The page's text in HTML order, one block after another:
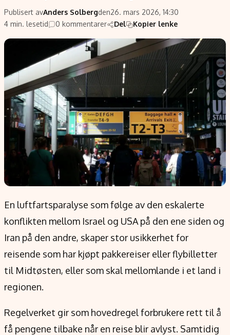
Verden
Aksjer
Forskning
Google
Kunstig intelligens
Infrastruktur
EU-Kommisjonen
Retningslinjer
Personvernerklæring
Annonsepolicy
Brukervilkår
Cookiepolicy
Retningslinjer for rettelser
Redaksjonell policy
Informasjon
Om oss
Kontakt oss
Forfattere og redaksjon
Etiske retningslinjer
Verdensnyheter
Publisert avAnders Solbergden26. mars 2026, 14:30
4 min. lesetid
0 kommentarer Del Kopier lenke
En luftfartsparalyse som følge av den eskalerte
konflikten mellom Israel og USA på den ene siden og
Iran på den andre, skaper stor usikkerhet for
reisende som har kjøpt pakkereiser eller flybilletter
til Midtøsten, eller som skal mellomlande i et land i
regionen.
Regelverket gir som hovedregel forbrukere rett til å
få pengene tilbake når en reise blir avlyst. Samtidig